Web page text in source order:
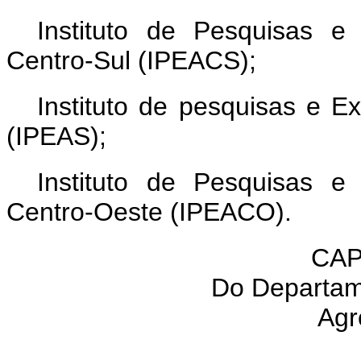
Instituto de Pesquisas e
Centro-Sul (IPEACS);
Instituto de pesquisas e
(IPEAS);
Instituto de Pesquisas e
Centro-Oeste (IPEACO).
Do